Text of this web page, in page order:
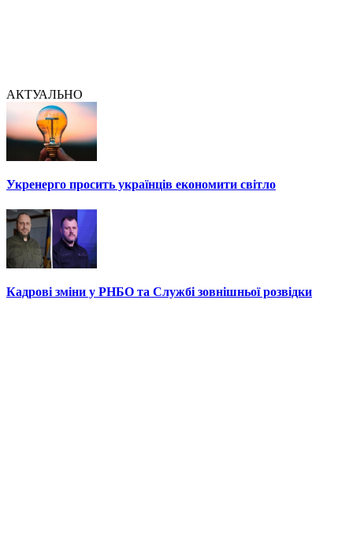
АКТУАЛЬНО
Укренерго просить українців економити світло
Кадрові зміни у РНБО та Службі зовнішньої розвідки